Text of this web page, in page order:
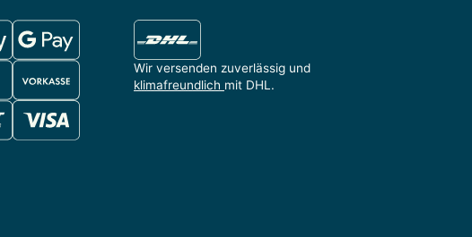
Wir versenden zuverlässig und
klimafreundlich mit DHL.